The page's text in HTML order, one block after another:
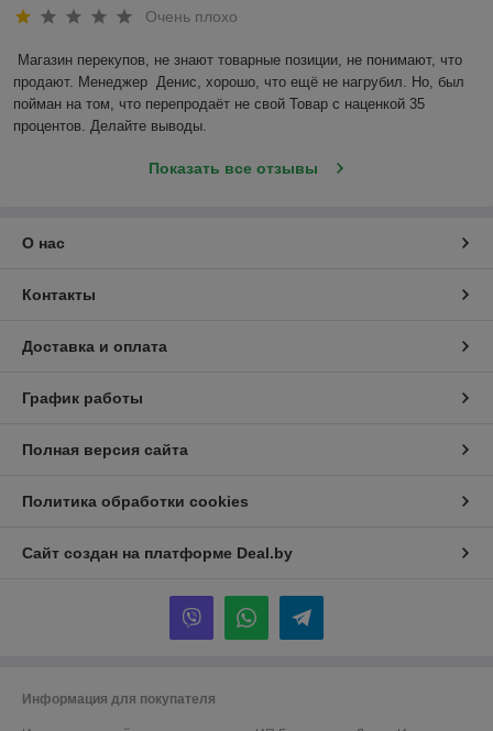
Очень плохо
Магазин перекупов, не знают товарные позиции, не понимают, что
продают. Менеджер  Денис, хорошо, что ещё не нагрубил. Но, был
пойман на том, что перепродаёт не свой Товар с наценкой 35
процентов. Делайте выводы.
Показать все отзывы
О нас
Контакты
Доставка и оплата
График работы
Полная версия сайта
Политика обработки cookies
Сайт создан на платформе Deal.by
Информация для покупателя